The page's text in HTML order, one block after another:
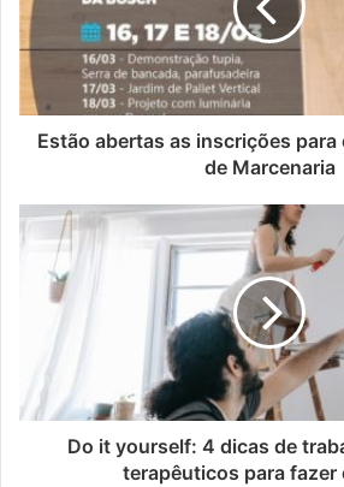
Estão abertas as inscrições
de Marcenaria
Do it yourself: 4 dicas de
terapêuticos para fazer